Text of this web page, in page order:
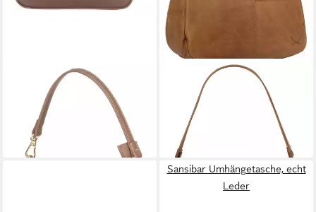
Schultertasche
119,95 €
lieferbar - in 2-3 Werktagen bei dir
SANSIBAR
Umhängetasche, echt Leder
139,95 €
lieferbar - in 6-8 Werktagen bei dir
Sansibar Umhängetasche, echt
Leder